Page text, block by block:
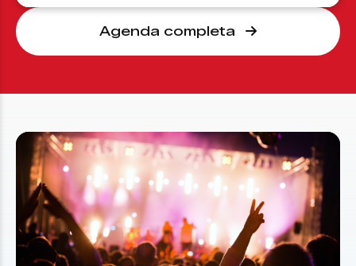
Agenda completa